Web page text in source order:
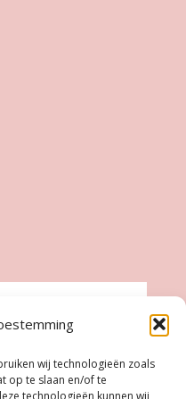
wij technologieën zoals
op te slaan en/of te
technologieën kunnen wij